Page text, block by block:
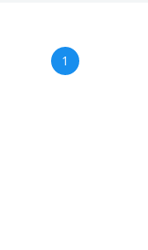
1